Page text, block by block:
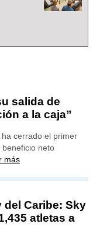
salida de
a la caja”
cerrado el primer
neto
más
Caribe: Sky
atletas a